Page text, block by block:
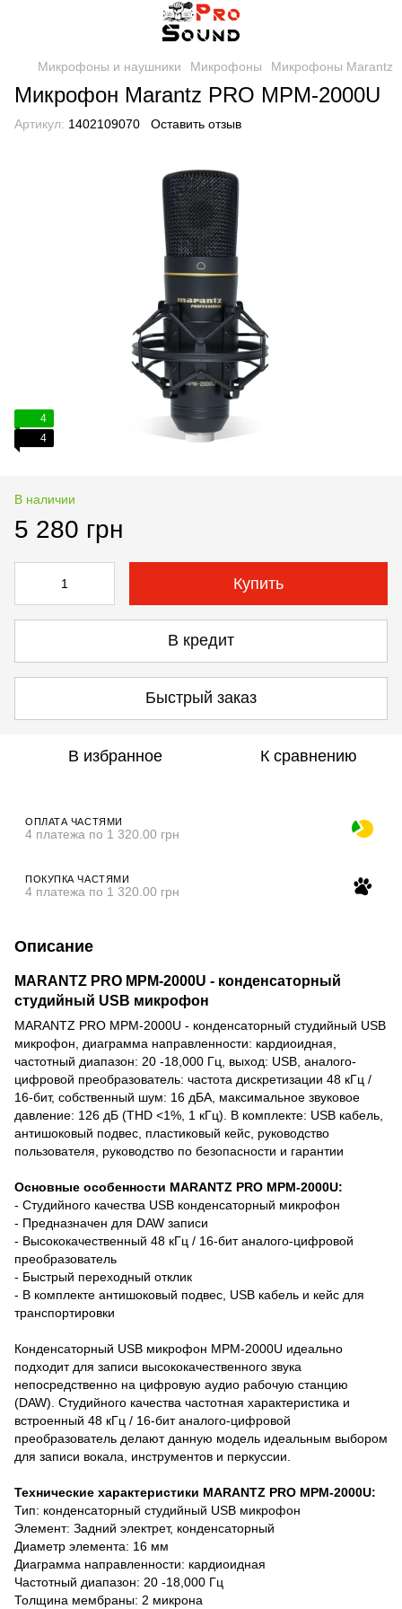
Микрофоны и наушники Микрофоны Микрофоны Marantz
Микрофон Marantz PRO MPM-2000U
Артикул: 1402109070 Оставить отзыв
4
4
В наличии
5 280 грн
Купить
В кредит
Быстрый заказ
В избранное К сравнению
ОПЛАТА ЧАСТЯМИ
4 платежа по 1 320.00 грн
ПОКУПКА ЧАСТЯМИ
4 платежа по 1 320.00 грн
Описание
MARANTZ PRO MPM-2000U - конденсаторный
студийный USB микрофон
MARANTZ PRO MPM-2000U - конденсаторный студийный USB
микрофон, диаграмма направленности: кардиоидная,
частотный диапазон: 20 -18,000 Гц, выход: USB, аналого-
цифровой преобразователь: частота дискретизации 48 кГц /
16-бит, собственный шум: 16 дБА, максимальное звуковое
давление: 126 дБ (THD <1%, 1 кГц). В комплекте: USB кабель,
антишоковый подвес, пластиковый кейс, руководство
пользователя, руководство по безопасности и гарантии
Основные особенности MARANTZ PRO MPM-2000U:
- Студийного качества USB конденсаторный микрофон
- Предназначен для DAW записи
- Высококачественный 48 кГц / 16-бит аналого-цифровой
преобразователь
- Быстрый переходный отклик
- В комплекте антишоковый подвес, USB кабель и кейс для
транспортировки
Конденсаторный USB микрофон MPM-2000U идеально
подходит для записи высококачественного звука
непосредственно на цифровую аудио рабочую станцию
(DAW). Студийного качества частотная характеристика и
встроенный 48 кГц / 16-бит аналого-цифровой
преобразователь делают данную модель идеальным выбором
для записи вокала, инструментов и перкуссии.
Технические характеристики MARANTZ PRO MPM-2000U:
Тип: конденсаторный студийный USB микрофон
Элемент: Задний электрет, конденсаторный
Диаметр элемента: 16 мм
Диаграмма направленности: кардиоидная
Частотный диапазон: 20 -18,000 Гц
Толщина мембраны: 2 микрона